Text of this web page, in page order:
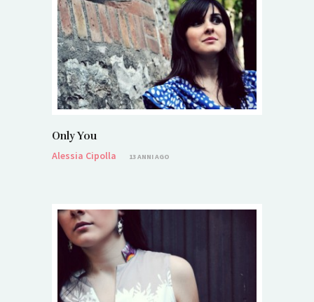
Only You
Alessia Cipolla
13 ANNI AGO